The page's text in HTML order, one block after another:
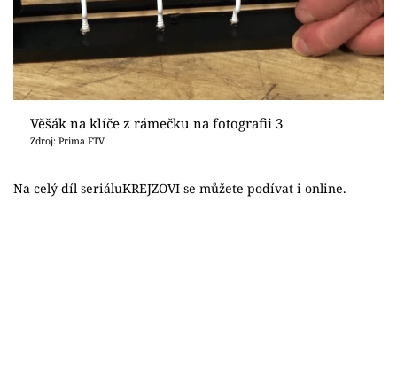
Věšák na klíče z rámečku na fotografii 3
Zdroj: Prima FTV
Na celý díl seriáluKREJZOVI se můžete podívat i online.